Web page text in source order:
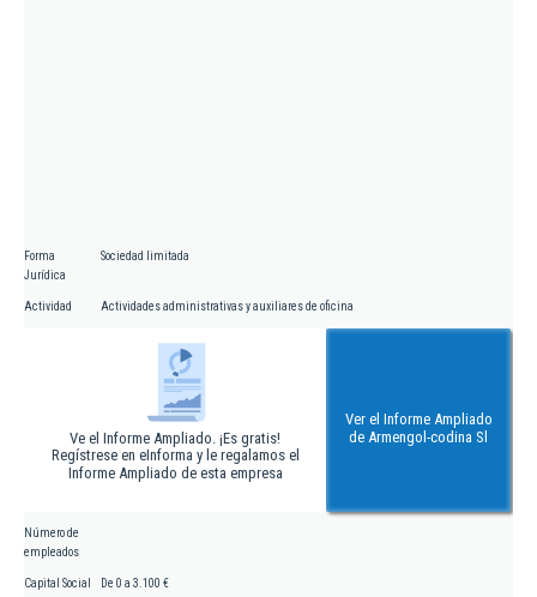
Forma
Jurídica
Sociedad limitada
Actividad Actividades administrativas y auxiliares de oficina
Ve el Informe Ampliado. ¡Es gratis!
Regístrese en eInforma y le regalamos el
Informe Ampliado de esta empresa
Ver el Informe Ampliado
de Armengol-codina Sl
Número de
empleados
Capital Social De 0 a 3.100 €